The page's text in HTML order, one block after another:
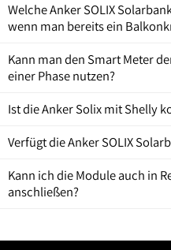
Welche Anker SOLIX
wenn man bereits ein
Kann man den Smart Meter
einer Phase nutzen?
Ist die Anker Solix mit Shelly
Verfügt die Anker SOLIX
Kann ich die Module auch in
anschließen?